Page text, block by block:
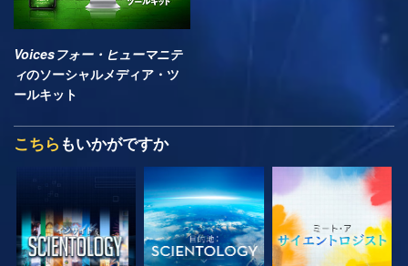
Voicesフォー・ヒューマニテ
ィのソーシャルメディア・ツ
ールキット
こちら もいかがですか